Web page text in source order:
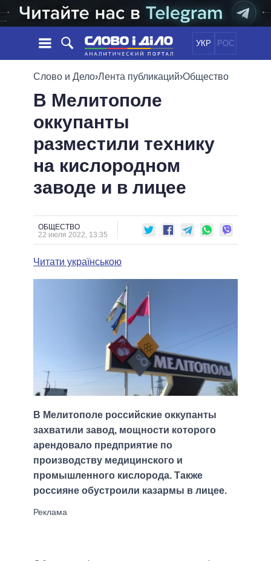
УКР РОС
НОВОСТИ
ЛЕНТА
СОБЫТИЯ
СТАТЬИ
ОБЗОРЫ
ДАЙДЖЕСТЫ
ПОЛИТИКА
ОБЩЕСТВО
ОБЕЩАНИЯ
ПОЛИТИКИ
ПРЕЗИДЕНТ И ОФИС
ВЕРХОВНАЯ РАДА
ГЛАВЫ ОБЛАДМИНИСТРАЦИЙ
МЭРЫ
ВСЕ ПЕРСОНЫ
ВИДЕО
СРАВНЕНИЕ ПОЛИТИКОВ
Слово и Дело›Лента публикаций›Общество
В Мелитополе
оккупанты
разместили технику
на кислородном
заводе и в лицее
ОБЩЕСТВО
22 июля 2022, 13:35
Читати українською
В Мелитополе российские оккупанты
захватили завод, мощности которого
арендовало предприятие по
производству медицинского и
промышленного кислорода. Также
россияне обустроили казармы в лицее.